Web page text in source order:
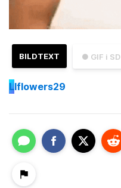
● GIF i SD
BILDTEXT
Llflowers29